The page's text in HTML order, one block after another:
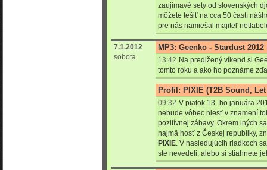
zaujímavé sety od slovenských
môžete tešiť na cca 50 častí
pre nás namiešal majiteľ
7.1.2012
sobota
MP3: Geenko - Stardust 2012
13:42 Na predlžený víkend si
tomto roku a ako ho poznáme
Profil: PIXIE (T2B Sound,
09:32 V piatok 13.-ho januára
nebude vôbec niesť v znamení
pozitívnej zábavy. Okrem iných
najmä hosť z Českej republiky,
PIXIE. V nasledujúcih riadkoch
ste nevedeli, alebo si stiahnete